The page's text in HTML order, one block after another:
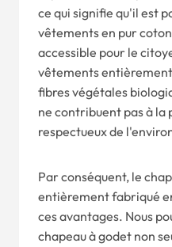
ce qui signifie qu'il est
vêtements en pur
accessible pour le
vêtements
fibres végétales
ne contribuent pas à la
respectueux de
Par conséquent, le
entièrement fabriqué
ces avantages. Nous
chapeau à godet non